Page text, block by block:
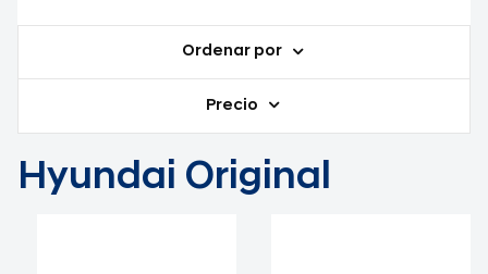
Ordenar por
Precio
Hyundai Original